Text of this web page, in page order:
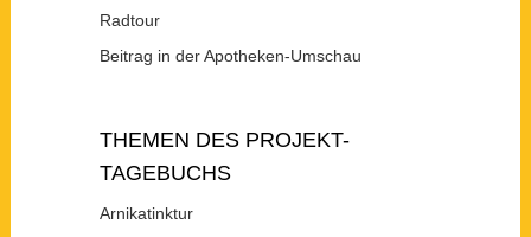
Radtour
Beitrag in der Apotheken-Umschau
THEMEN DES PROJEKT-
TAGEBUCHS
Arnikatinktur